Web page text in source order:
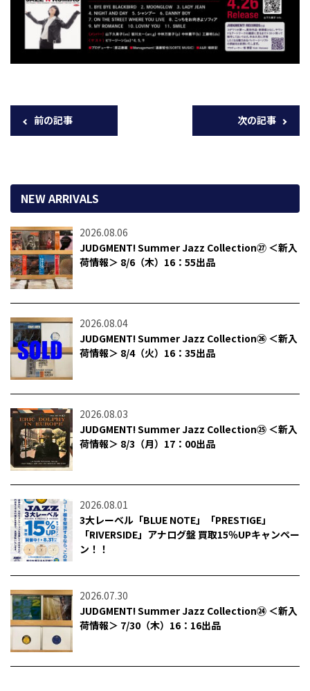
前の記事 次の記事
NEW ARRIVALS
2026.08.06
JUDGMENT! Summer Jazz Collection㉗ ＜新入
荷情報＞ 8/6（木）16：55出品
2026.08.04
JUDGMENT! Summer Jazz Collection㉖ ＜新入
荷情報＞ 8/4（火）16：35出品
2026.08.03
JUDGMENT! Summer Jazz Collection㉕ ＜新入
荷情報＞ 8/3（月）17：00出品
2026.08.01
3大レーベル「BLUE NOTE」「PRESTIGE」
「RIVERSIDE」アナログ盤 買取15％UPキャンペー
ン！！
2026.07.30
JUDGMENT! Summer Jazz Collection㉔ ＜新入
荷情報＞ 7/30（木）16：16出品